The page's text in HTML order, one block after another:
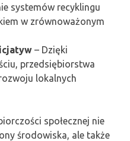
systemów recyklingu
w zrównoważonym
– Dzięki
przedsiębiorstwa
lokalnych
społecznej nie
środowiska, ale także